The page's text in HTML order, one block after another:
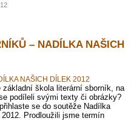
– NADÍLKA NAŠICH
NAŠICH DÍLEK 2012
základní škola literární sborník, na
podíleli svými texty či obrázky?
se do soutěže Nadílka
Prodloužili jsme termín